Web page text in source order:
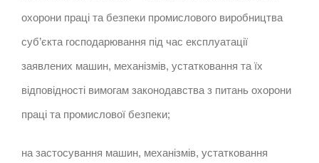
охорони праці та безпеки промислового виробництва
суб’єкта господарювання під час експлуатації
заявлених машин, механізмів, устатковання та їх
відповідності вимогам законодавства з питань охорони
праці та промислової безпеки;
на застосування машин, механізмів, устатковання